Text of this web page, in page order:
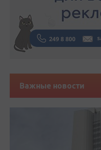
Важные новости